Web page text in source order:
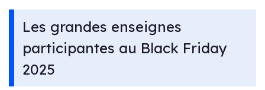
Les grandes enseignes
participantes au Black Friday
2025